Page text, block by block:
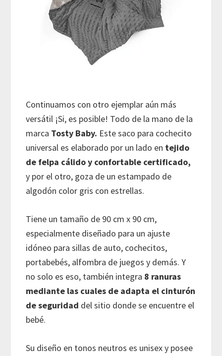
Continuamos con otro ejemplar aún más
versátil ¡Si, es posible! Todo de la mano de la
marca Tosty Baby. Este saco para cochecito
universal es elaborado por un lado en tejido
de felpa cálido y confortable certificado,
y por el otro, goza de un estampado de
algodón color gris con estrellas.
Tiene un tamaño de 90 cm x 90 cm,
especialmente diseñado para un ajuste
idóneo para sillas de auto, cochecitos,
portabebés, alfombra de juegos y demás. Y
no solo es eso, también integra 8 ranuras
mediante las cuales de adapta el cinturón
de seguridad del sitio donde se encuentre el
bebé.
Su diseño en tonos neutros es unisex y posee